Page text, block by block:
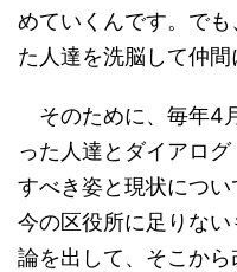
めていくんです。でも
た人達を洗脳して仲間
そのために、毎年4
った人達とダイアロ
すべき姿と現状につい
今の区役所に足りな
論を出して、そこか